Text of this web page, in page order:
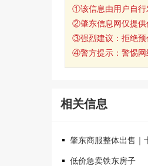
①该信息由用户自行
②肇东信息网仅提供
③强烈建议：拒绝预
④警方提示：警惕网
相关信息
肇东商服整体出售｜
低价急卖铁东房子